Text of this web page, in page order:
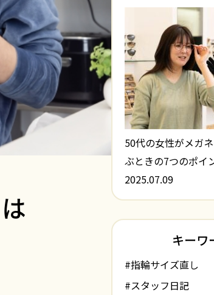
50代の女性がメガ
ぶときの7つのポイ
2025.07.09
キーワ
#指輪サイズ直し
#スタッフ日記